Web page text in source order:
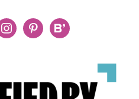
pinterestbloglovin